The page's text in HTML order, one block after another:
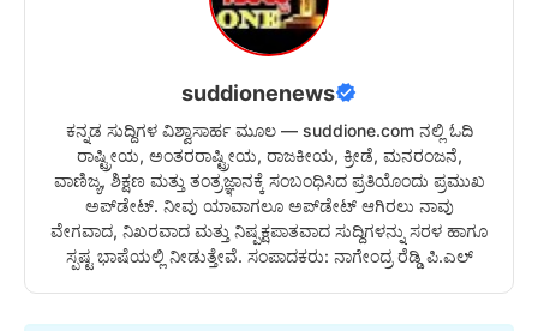
suddionenews
ಕನ್ನಡ ಸುದ್ದಿಗಳ ವಿಶ್ವಾಸಾರ್ಹ ಮೂಲ — suddione.com ನಲ್ಲಿ ಓದಿ
ರಾಷ್ಟ್ರೀಯ, ಅಂತರರಾಷ್ಟ್ರೀಯ, ರಾಜಕೀಯ, ಕ್ರೀಡೆ, ಮನರಂಜನೆ,
ವಾಣಿಜ್ಯ, ಶಿಕ್ಷಣ ಮತ್ತು ತಂತ್ರಜ್ಞಾನಕ್ಕೆ ಸಂಬಂಧಿಸಿದ ಪ್ರತಿಯೊಂದು ಪ್ರಮುಖ
ಅಪ್‌ಡೇಟ್. ನೀವು ಯಾವಾಗಲೂ ಅಪ್‌ಡೇಟ್ ಆಗಿರಲು ನಾವು
ವೇಗವಾದ, ನಿಖರವಾದ ಮತ್ತು ನಿಷ್ಪಕ್ಷಪಾತವಾದ ಸುದ್ದಿಗಳನ್ನು ಸರಳ ಹಾಗೂ
ಸ್ಪಷ್ಟ ಭಾಷೆಯಲ್ಲಿ ನೀಡುತ್ತೇವೆ. ಸಂಪಾದಕರು: ನಾಗೇಂದ್ರ ರೆಡ್ಡಿ ಪಿ.ಎಲ್